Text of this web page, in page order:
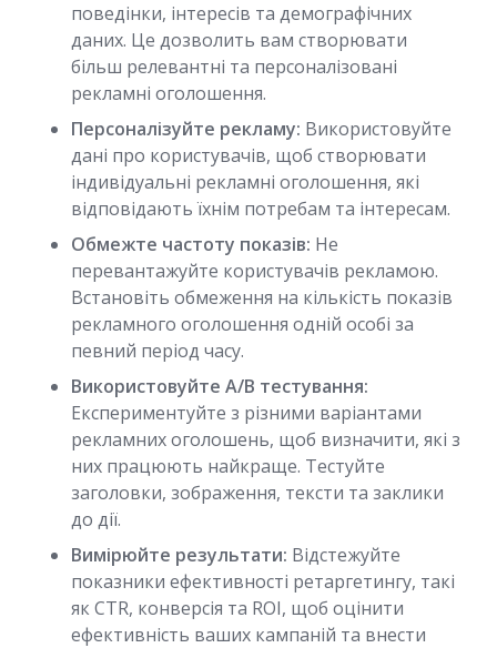
поведінки, інтересів та демографічних
даних. Це дозволить вам створювати
більш релевантні та персоналізовані
рекламні оголошення.
Персоналізуйте рекламу: Використовуйте
дані про користувачів, щоб створювати
індивідуальні рекламні оголошення, які
відповідають їхнім потребам та інтересам.
Обмежте частоту показів: Не
перевантажуйте користувачів рекламою.
Встановіть обмеження на кількість показів
рекламного оголошення одній особі за
певний період часу.
Використовуйте A/B тестування:
Експериментуйте з різними варіантами
рекламних оголошень, щоб визначити, які з
них працюють найкраще. Тестуйте
заголовки, зображення, тексти та заклики
до дії.
Вимірюйте результати: Відстежуйте
показники ефективності ретаргетингу, такі
як CTR, конверсія та ROI, щоб оцінити
ефективність ваших кампаній та внести